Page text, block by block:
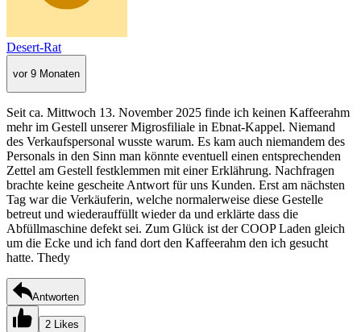
Desert-Rat
vor 9 Monaten
Seit ca. Mittwoch 13. November 2025 finde ich keinen Kaffeerahm
mehr im Gestell unserer Migrosfiliale in Ebnat-Kappel. Niemand
des Verkaufspersonal wusste warum. Es kam auch niemandem des
Personals in den Sinn man könnte eventuell einen entsprechenden
Zettel am Gestell festklemmen mit einer Erklährung. Nachfragen
brachte keine gescheite Antwort für uns Kunden. Erst am nächsten
Tag war die Verkäuferin, welche normalerweise diese Gestelle
betreut und wiederauffüllt wieder da und erklärte dass die
Abfüllmaschine defekt sei. Zum Glück ist der COOP Laden gleich
um die Ecke und ich fand dort den Kaffeerahm den ich gesucht
hatte. Thedy
Antworten
2 Likes